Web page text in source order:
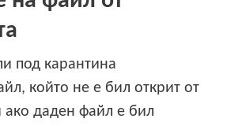
под карантина
който не е бил открит от
ако даден файл е бил